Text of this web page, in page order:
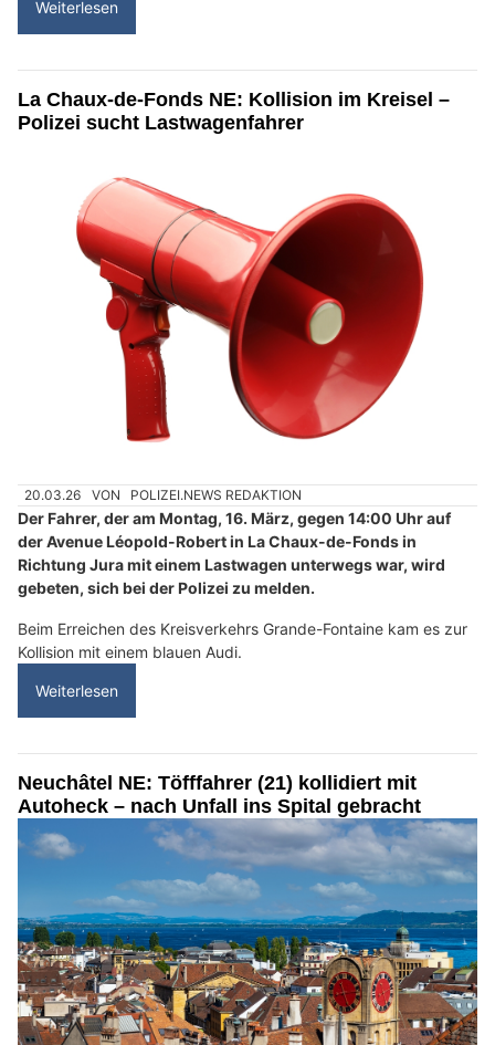
Weiterlesen
La Chaux-de-Fonds NE: Kollision im Kreisel –
Polizei sucht Lastwagenfahrer
20.03.26 VON POLIZEI.NEWS REDAKTION
Der Fahrer, der am Montag, 16. März, gegen 14:00 Uhr auf
der Avenue Léopold-Robert in La Chaux-de-Fonds in
Richtung Jura mit einem Lastwagen unterwegs war, wird
gebeten, sich bei der Polizei zu melden.
Beim Erreichen des Kreisverkehrs Grande-Fontaine kam es zur
Kollision mit einem blauen Audi.
Weiterlesen
Neuchâtel NE: Töfffahrer (21) kollidiert mit
Autoheck – nach Unfall ins Spital gebracht